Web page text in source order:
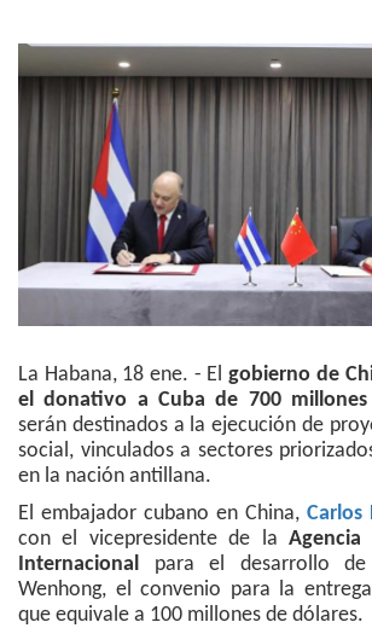
La Habana, 18 ene. - Elgobierno de
el donativo a Cuba de 700
serán destinados a la ejecución de
social, vinculados a sectores
en la nación antillana.
El embajador cubano en China, Carlos
con el vicepresidente de laAgencia
Internacional para el desarrollo
Wenhong, el convenio para la
que equivale a 100 millones de dólares.